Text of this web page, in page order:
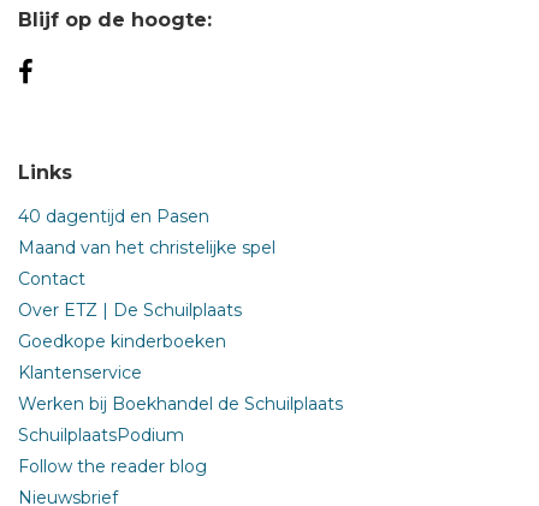
Blijf op de hoogte:
Links
40 dagentijd en Pasen
Maand van het christelijke spel
Contact
Over ETZ | De Schuilplaats
Goedkope kinderboeken
Klantenservice
Werken bij Boekhandel de Schuilplaats
SchuilplaatsPodium
Follow the reader blog
Nieuwsbrief